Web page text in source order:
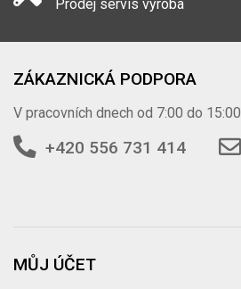
Prodej servis výroba
ZÁKAZNICKÁ PODPORA
V pracovních dnech od 7:00 do 15:00
+420 556 731 414
MŮJ ÚČET